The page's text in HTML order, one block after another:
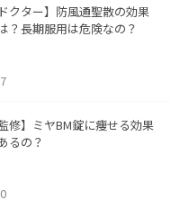
クター】防風通聖散の効果
？長期服用は危険なの？
修】ミヤBM錠に痩せる効果
るの？